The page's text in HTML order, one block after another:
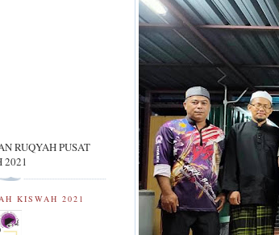
RUQYAH PUSAT
2021
KISWAH 2021